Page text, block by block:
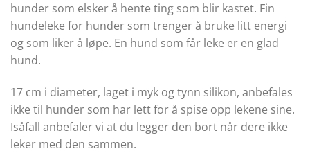
hunder som elsker å hente ting som blir kastet. Fin
hundeleke for hunder som trenger å bruke litt energi
og som liker å løpe. En hund som får leke er en glad
hund.
17 cm i diameter, laget i myk og tynn silikon, anbefales
ikke til hunder som har lett for å spise opp lekene sine.
Isåfall anbefaler vi at du legger den bort når dere ikke
leker med den sammen.